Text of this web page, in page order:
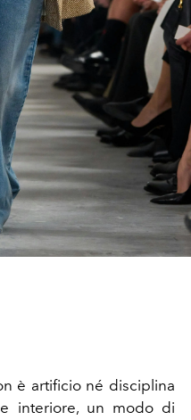
è artificio né disciplina
interiore, un modo di